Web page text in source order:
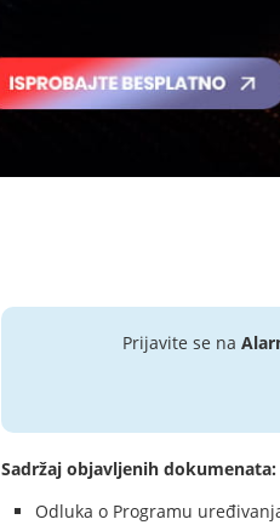
Prijavite se na
Sadržaj objavljenih dokumenata:
Odluka o Programu